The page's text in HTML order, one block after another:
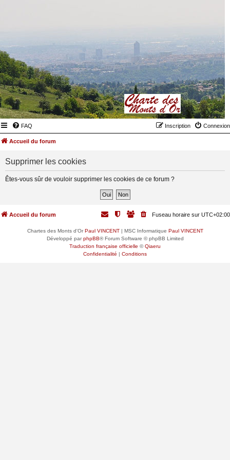
FAQ Connexion
Inscription
Accueil du forum
Supprimer les cookies
Êtes-vous sûr de vouloir supprimer les cookies de ce forum ?
Accueil du forum Fuseau horaire sur UTC+02:00
Chartes des Monts d'OrPaul VINCENT| MSC Informatique Paul VINCENT
Développé parphpBB® Forum Software © phpBB Limited
Traduction française officielle ©Qiaeru
Confidentialité | Conditions